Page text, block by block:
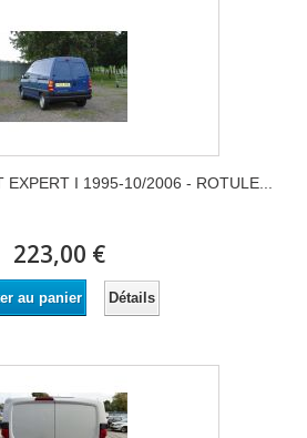
EXPERT I 1995-10/2006 - ROTULE...
223,00 €
au panier Détails